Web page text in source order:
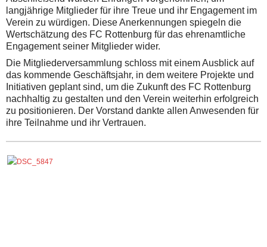
langjährige Mitglieder für ihre Treue und ihr Engagement im
Verein zu würdigen. Diese Anerkennungen spiegeln die
Wertschätzung des FC Rottenburg für das ehrenamtliche
Engagement seiner Mitglieder wider.
Die Mitgliederversammlung schloss mit einem Ausblick auf
das kommende Geschäftsjahr, in dem weitere Projekte und
Initiativen geplant sind, um die Zukunft des FC Rottenburg
nachhaltig zu gestalten und den Verein weiterhin erfolgreich
zu positionieren. Der Vorstand dankte allen Anwesenden für
ihre Teilnahme und ihr Vertrauen.